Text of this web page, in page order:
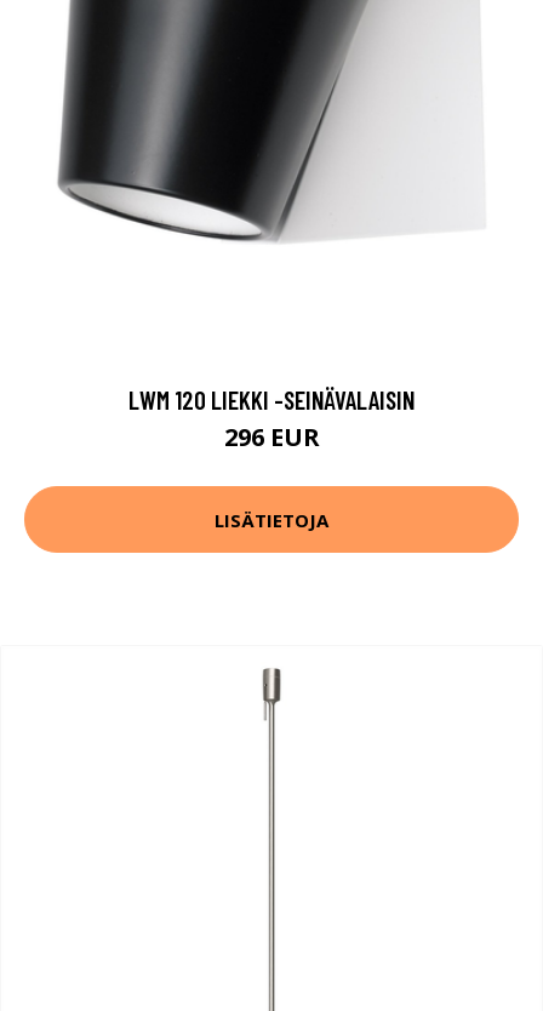
LWM 120 LIEKKI -SEINÄVALAISIN
296 EUR
LISÄTIETOJA